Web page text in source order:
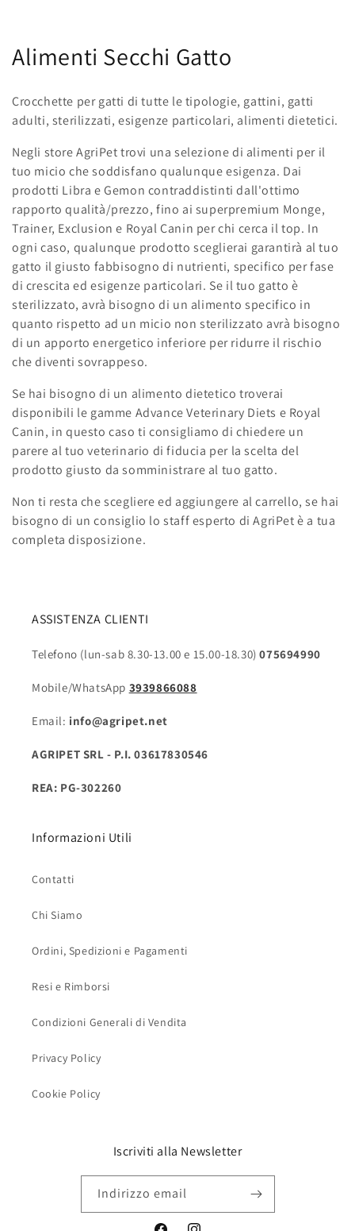
C
l
l
e
z
i
o
n
e
:
Alimenti Secchi Gatto
Crocchette per gatti di tutte le tipologie, gattini, gatti
adulti, sterilizzati, esigenze particolari, alimenti dietetici.
Negli store AgriPet trovi una selezione di alimenti per il
tuo micio che soddisfano qualunque esigenza. Dai
prodotti Libra e Gemon contraddistinti dall'ottimo
rapporto qualità/prezzo, fino ai superpremium Monge,
Trainer, Exclusion e Royal Canin per chi cerca il top. In
ogni caso, qualunque prodotto sceglierai garantirà al tuo
gatto il giusto fabbisogno di nutrienti, specifico per fase
di crescita ed esigenze particolari. Se il tuo gatto è
sterilizzato, avrà bisogno di un alimento specifico in
quanto rispetto ad un micio non sterilizzato avrà bisogno
di un apporto energetico inferiore per ridurre il rischio
che diventi sovrappeso.
Se hai bisogno di un alimento dietetico troverai
disponibili le gamme Advance Veterinary Diets e Royal
Canin, in questo caso ti consigliamo di chiedere un
parere al tuo veterinario di fiducia per la scelta del
prodotto giusto da somministrare al tuo gatto.
Non ti resta che scegliere ed aggiungere al carrello, se hai
bisogno di un consiglio lo staff esperto di AgriPet è a tua
completa disposizione.
ASSISTENZA CLIENTI
Telefono (lun-sab 8.30-13.00 e 15.00-18.30)075694990
Mobile/WhatsApp 3939866088
Email: info@agripet.net
AGRIPET SRL - P.I. 03617830546
REA: PG-302260
Informazioni Utili
Contatti
Chi Siamo
Ordini, Spedizioni e Pagamenti
Resi e Rimborsi
Condizioni Generali di Vendita
Privacy Policy
Cookie Policy
Iscriviti alla Newsletter
Indirizzo email